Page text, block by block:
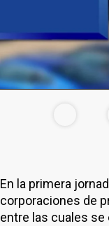
En la primera
corporaciones de
entre las cuales se